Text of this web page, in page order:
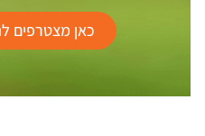
כאן מצטרפים